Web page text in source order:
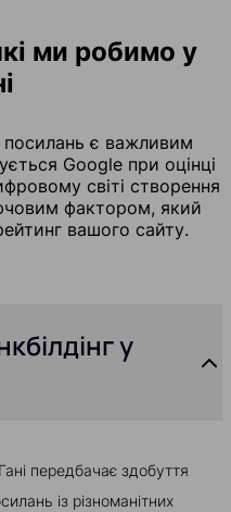
ми робимо у
є важливим
Google при оцінці
світі створення
фактором, який
вашого сайту.
у
передбачає здобуття
із різноманітних